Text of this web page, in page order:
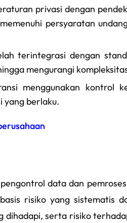
privasi dengan
persyaratan
terintegrasi dengan
mengurangi
menggunakan kontrol
yang berlaku.
data dan
risiko yang sistematis
dihadapi, serta risiko